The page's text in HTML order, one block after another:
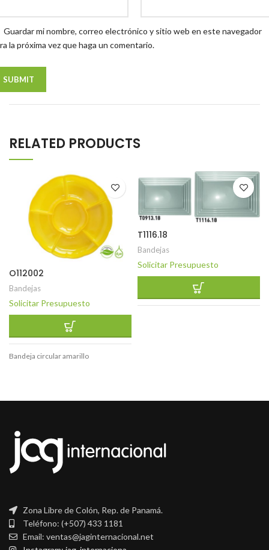
Guardar mi nombre, correo electrónico y sitio web en este navegador
la próxima vez que haga un comentario.
RELATED PRODUCTS
O112002
Bandejas
Solicitar Presupuesto
Bandeja circular amarillo
T1116.18
Bandejas
Solicitar Presupuesto
Zona Libre de Colón, Rep. de Panamá.
Teléfono: (+507) 433 1181
Email: ventas@jaginternacional.net